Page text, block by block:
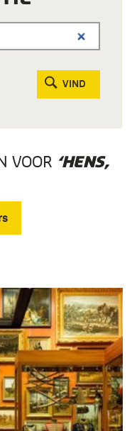
VIND
VOOR ‘HENS,